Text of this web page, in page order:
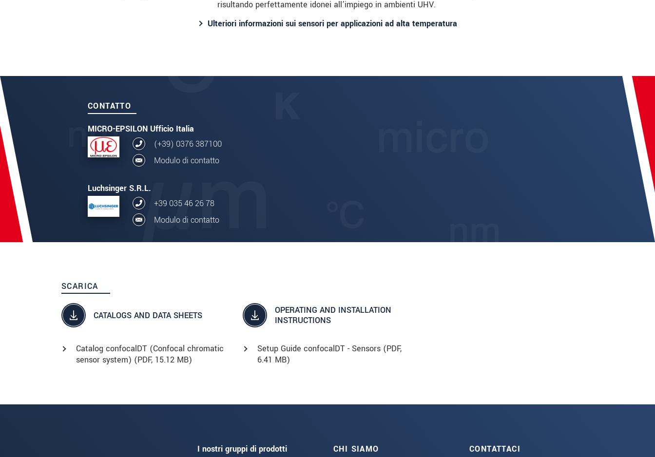
risultando perfettamente idonei all’impiego in ambienti UHV.
Ulteriori informazioni sui sensori per applicazioni ad alta temperatura
CONTATTO
MICRO-EPSILON Ufficio Italia
(+39) 0376 387100
Modulo di contatto
Luchsinger S.R.L.
+39 035 46 26 78
Modulo di contatto
SCARICA
CATALOGS AND DATA SHEETS
Catalog confocalDT (Confocal chromatic
sensor system) (PDF, 15.12 MB)
OPERATING AND INSTALLATION
INSTRUCTIONS
Setup Guide confocalDT - Sensors (PDF,
6.41 MB)
I nostri gruppi di prodotti CHI SIAMO CONTATTACI